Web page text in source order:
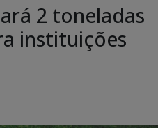
2 toneladas
instituições